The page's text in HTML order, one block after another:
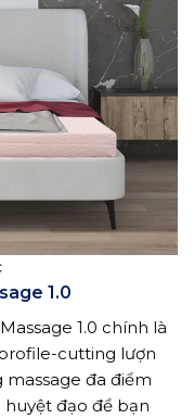
1.0
1.0 chính là
cutting lượn
massage đa điểm
đạo để bạn